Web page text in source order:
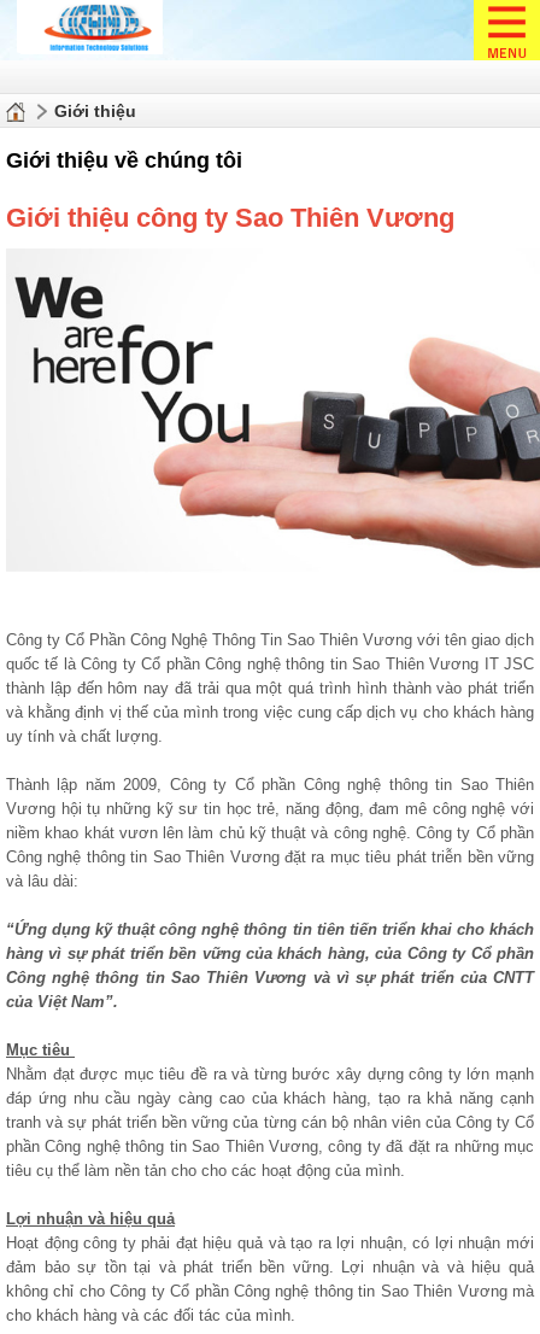
Giới thiệu
Giới thiệu về chúng tôi
Giới thiệu công ty Sao Thiên Vương
Công ty Cổ Phần Công Nghệ Thông Tin Sao Thiên Vương với tên giao dịch
quốc tế là Công ty Cổ phần Công nghệ thông tin Sao Thiên Vương IT JSC
thành lập đến hôm nay đã trải qua một quá trình hình thành vào phát triển
và khằng định vị thế của mình trong việc cung cấp dịch vụ cho khách hàng
uy tính và chất lượng.
Thành lập năm 2009, Công ty Cổ phần Công nghệ thông tin Sao Thiên
Vương hội tụ những kỹ sư tin học trẻ, năng động, đam mê công nghệ với
niềm khao khát vươn lên làm chủ kỹ thuật và công nghệ. Công ty Cổ phần
Công nghệ thông tin Sao Thiên Vương đặt ra mục tiêu phát triễn bền vững
và lâu dài:
“Ứng dụng kỹ thuật công nghệ thông tin tiên tiến triển khai cho khách
hàng vì sự phát triển bền vững của khách hàng, của Công ty Cổ phần
Công nghệ thông tin Sao Thiên Vương và vì sự phát triển của CNTT
của Việt Nam”.
Mục tiêu
Nhằm đạt được mục tiêu đề ra và từng bước xây dựng công ty lớn mạnh
đáp ứng nhu cầu ngày càng cao của khách hàng, tạo ra khả năng cạnh
tranh và sự phát triển bền vững của từng cán bộ nhân viên của Công ty Cổ
phần Công nghệ thông tin Sao Thiên Vương, công ty đã đặt ra những mục
tiêu cụ thể làm nền tản cho cho các hoạt động của mình.
Lợi nhuận và hiệu quả
Hoạt động công ty phải đạt hiệu quả và tạo ra lợi nhuận, có lợi nhuận mới
đảm bảo sự tồn tại và phát triển bền vững. Lợi nhuận và và hiệu quả
không chỉ cho Công ty Cổ phần Công nghệ thông tin Sao Thiên Vương mà
cho khách hàng và các đối tác của mình.